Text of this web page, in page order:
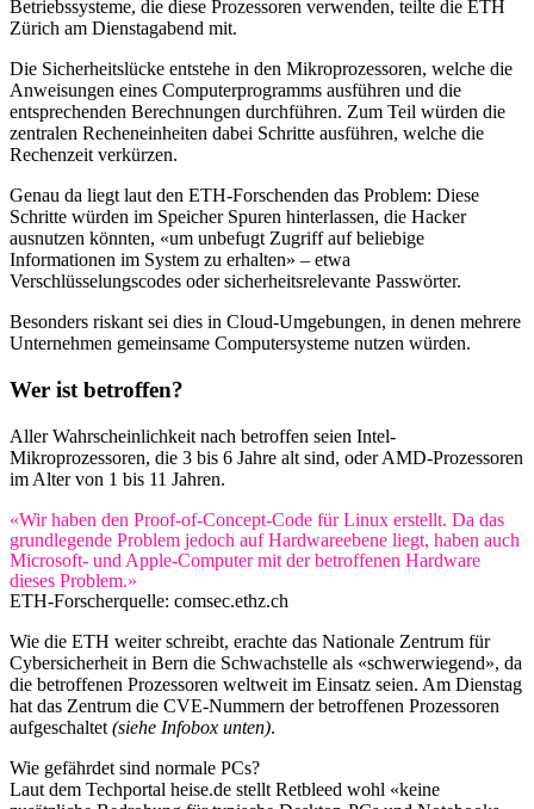
Betriebssysteme, die diese Prozessoren verwenden, teilte die ETH
Zürich am Dienstagabend mit.
Die Sicherheitslücke entstehe in den Mikroprozessoren, welche die
Anweisungen eines Computerprogramms ausführen und die
entsprechenden Berechnungen durchführen. Zum Teil würden die
zentralen Recheneinheiten dabei Schritte ausführen, welche die
Rechenzeit verkürzen.
Genau da liegt laut den ETH-Forschenden das Problem: Diese
Schritte würden im Speicher Spuren hinterlassen, die Hacker
ausnutzen könnten, «um unbefugt Zugriff auf beliebige
Informationen im System zu erhalten» – etwa
Verschlüsselungscodes oder sicherheitsrelevante Passwörter.
Besonders riskant sei dies in Cloud-Umgebungen, in denen mehrere
Unternehmen gemeinsame Computersysteme nutzen würden.
Wer ist betroffen?
Aller Wahrscheinlichkeit nach betroffen seien Intel-
Mikroprozessoren, die 3 bis 6 Jahre alt sind, oder AMD-Prozessoren
im Alter von 1 bis 11 Jahren.
«Wir haben den Proof-of-Concept-Code für Linux erstellt. Da das
grundlegende Problem jedoch auf Hardwareebene liegt, haben auch
Microsoft- und Apple-Computer mit der betroffenen Hardware
dieses Problem.»
ETH-Forscherquelle: comsec.ethz.ch
Wie die ETH weiter schreibt, erachte das Nationale Zentrum für
Cybersicherheit in Bern die Schwachstelle als «schwerwiegend», da
die betroffenen Prozessoren weltweit im Einsatz seien. Am Dienstag
hat das Zentrum die CVE-Nummern der betroffenen Prozessoren
aufgeschaltet (siehe Infobox unten).
Wie gefährdet sind normale PCs?
Laut dem Techportal heise.de stellt Retbleed wohl «keine